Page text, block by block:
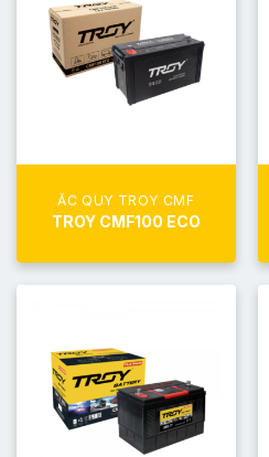
ẮC QUY TROY CMF
TROY CMF100 ECO